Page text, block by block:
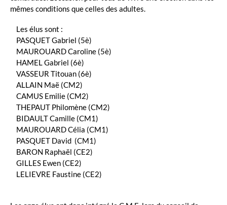
mêmes conditions que celles des adultes.
Les élus sont :
PASQUET Gabriel (5è)
MAUROUARD Caroline (5è)
HAMEL Gabriel (6è)
VASSEUR Titouan (6è)
ALLAIN Maë (CM2)
CAMUS Emilie (CM2)
THEPAUT Philomène (CM2)
BIDAULT Camille (CM1)
MAUROUARD Célia (CM1)
PASQUET David (CM1)
BARON Raphaël (CE2)
GILLES Ewen (CE2)
LELIEVRE Faustine (CE2)